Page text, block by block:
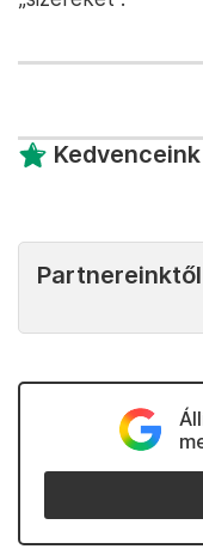
Kedvenceink
Partnereinktől